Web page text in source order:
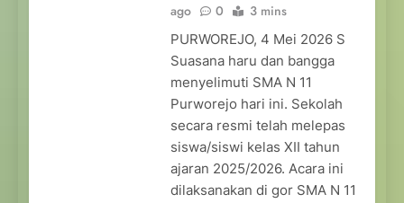
ago
0 3 mins
PURWOREJO, 4 Mei 2026 S
Suasana haru dan bangga
menyelimuti SMA N 11
Purworejo hari ini. Sekolah
secara resmi telah melepas
siswa/siswi kelas XII tahun
ajaran 2025/2026. Acara ini
dilaksanakan di gor SMA N 11